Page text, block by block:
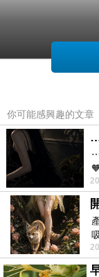
LIYO理優 洋
你可能感興趣的文章